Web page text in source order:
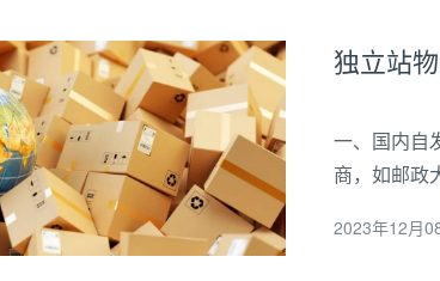
独立站
一、国内自
商，如邮政
较高的产品
2023年12月